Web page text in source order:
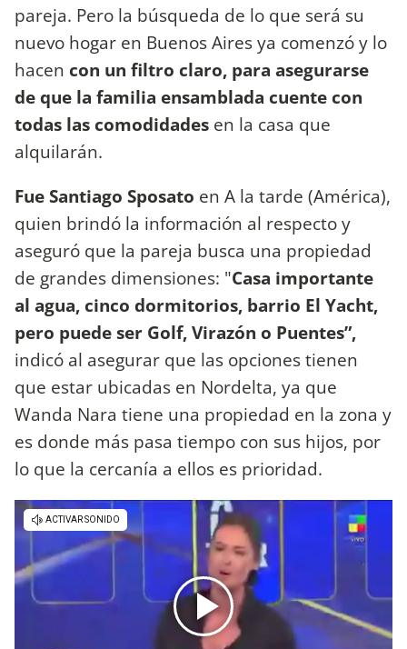
pareja. Pero la búsqueda de lo que será su
nuevo hogar en Buenos Aires ya comenzó y lo
hacen con un filtro claro, para asegurarse
de que la familia ensamblada cuente con
todas las comodidades en la casa que
alquilarán.
FueSantiago Sposato en A la tarde (América),
quien brindó la información al respecto y
aseguró que la pareja busca una propiedad
de grandes dimensiones: "Casa importante
al agua, cinco dormitorios, barrio El Yacht,
pero puede ser Golf, Virazón o Puentes”,
indicó al asegurar que las opciones tienen
que estar ubicadas en Nordelta, ya que
Wanda Nara tiene una propiedad en la zona y
es donde más pasa tiempo con sus hijos, por
lo que la cercanía a ellos es prioridad.